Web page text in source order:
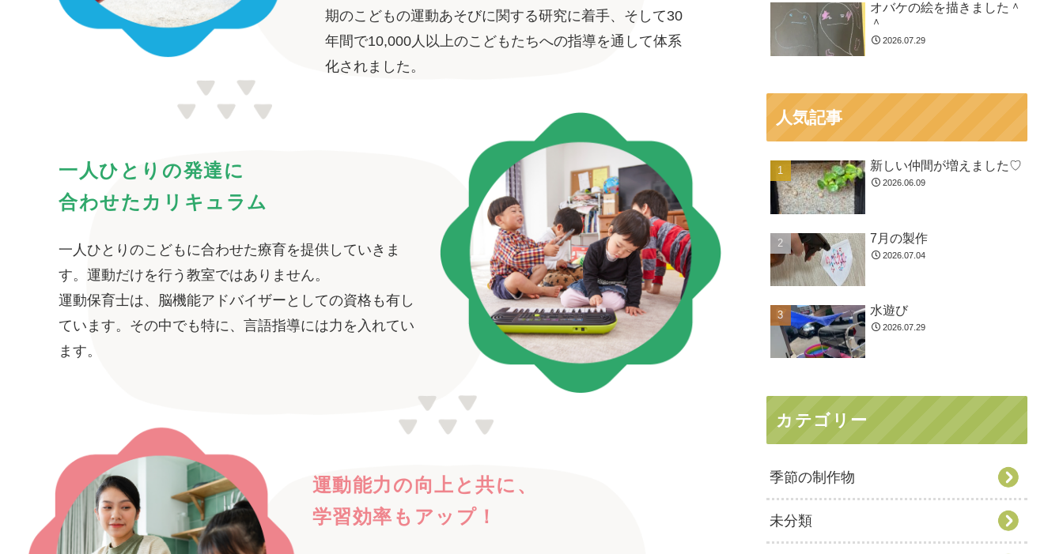
期のこどもの運動あそびに関する研究に着手、そして30
年間で10,000人以上のこどもたちへの指導を通して体系
化されました。
一人ひとりの発達に
合わせたカリキュラム
一人ひとりのこどもに合わせた療育を提供していきま
す。運動だけを行う教室ではありません。
運動保育士は、脳機能アドバイザーとしての資格も有し
ています。その中でも特に、言語指導には力を入れてい
ます。
運動能力の向上と共に、
学習効率もアップ！
オバケの絵を描きました＾
＾
2026.07.29
人気記事
新しい仲間が増えました♡
2026.06.09
7月の製作
2026.07.04
水遊び
2026.07.29
カテゴリー
季節の制作物
未分類